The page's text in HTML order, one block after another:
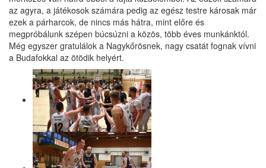
az agyra, a játékosok számára pedig az egész testre károsak már
ezek a párharcok, de nincs más hátra, mint előre és
megpróbálunk szépen búcsúzni a közös, több éves munkánktól.
Még egyszer gratulálok a Nagykőrösnek, nagy csatát fognak vívni
a Budafokkal az ötödik helyért.